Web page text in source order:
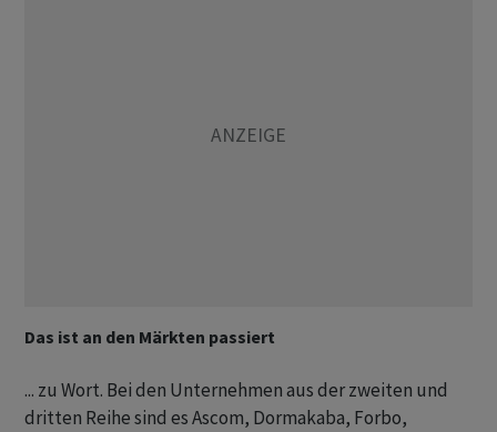
Das ist an den Märkten passiert
... zu Wort. Bei den Unternehmen aus der zweiten und
dritten Reihe sind es Ascom, Dormakaba, Forbo,